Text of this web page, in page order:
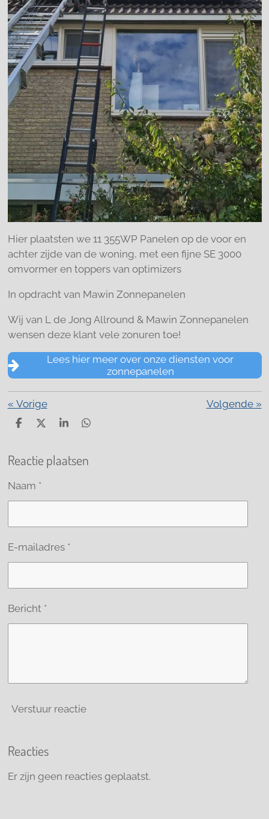
Hier plaatsten we 11 355WP Panelen op de voor en
achter zijde van de woning, met een fijne SE 3000
omvormer en toppers van optimizers
In opdracht van Mawin Zonnepanelen
Wij van L de Jong Allround & Mawin Zonnepanelen
wensen deze klant vele zonuren toe!
Lees hier meer over onze diensten voor
zonnepanelen
« Vorige Volgende»
D
e
n
D
l
S
r
e
D
e
n
Reactie plaatsen
Naam *
E-mailadres *
Bericht *
Verstuur reactie
Reacties
Er zijn geen reacties geplaatst.